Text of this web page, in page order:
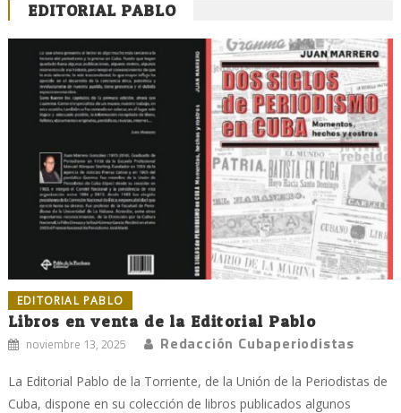
EDITORIAL PABLO
EDITORIAL PABLO
Libros en venta de la Editorial Pablo
noviembre 13, 2025 Redacción Cubaperiodistas
La Editorial Pablo de la Torriente, de la Unión de la Periodistas de
Cuba, dispone en su colección de libros publicados algunos